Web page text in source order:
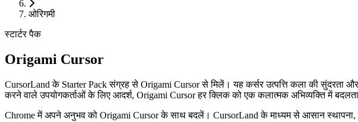
ओरिगमी
स्टार्टर पैक
Origami Cursor
CursorLand के Starter Pack संग्रह से Origami Cursor से मिलें। यह कर्सर उत्पत्ति कला की सुंदरता
करने वाले उपयोगकर्ताओं के लिए आदर्श, Origami Cursor हर क्लिक को एक कलात्मक अभिव्यक्ति में
Chrome में अपने अनुभव को Origami Cursor के साथ बदलें। CursorLand के माध्यम से आसान स्थापना,